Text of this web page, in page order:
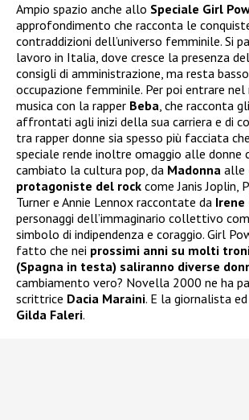
Ampio spazio anche allo Speciale Girl
approfondimento che racconta le
contraddizioni dell’universo femminile. Si
lavoro in Italia, dove cresce la presenza
consigli di amministrazione, ma resta
occupazione femminile. Per poi entrare
musica con la rapper Beba, che racconta
affrontati agli inizi della sua carriera e di
tra rapper donne sia spesso più facciata
speciale rende inoltre omaggio alle donne
cambiato la cultura pop, da Madonna alle
protagoniste del rock come Janis Joplin,
Turner e Annie Lennox raccontate da Irene
personaggi dell’immaginario collettivo
simbolo di indipendenza e coraggio. Girl
fatto che nei prossimi anni su molti
(Spagna in testa) saliranno diverse
cambiamento vero? Novella 2000 ne ha
scrittrice Dacia Maraini. E la giornalista
Gilda Faleri.